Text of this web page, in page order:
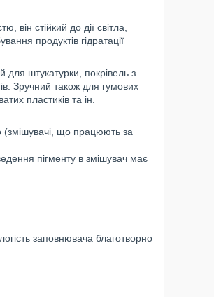
стійкий до дії світла,
продуктів гідратації
штукатурки, покрівель з
Зручний також для гумових
пластиків та ін.
(змішувачі, що працюють за
пігменту в змішувач має
заповнювача благотворно